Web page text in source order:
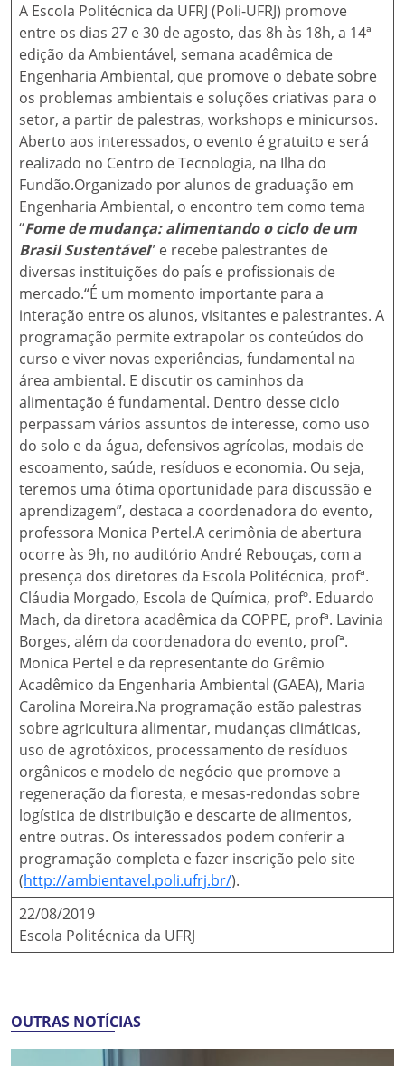
A Escola Politécnica da UFRJ (Poli-UFRJ) promove
entre os dias 27 e 30 de agosto, das 8h às 18h, a 14ª
edição da Ambientável, semana acadêmica de
Engenharia Ambiental, que promove o debate sobre
os problemas ambientais e soluções criativas para o
setor, a partir de palestras, workshops e minicursos.
Aberto aos interessados, o evento é gratuito e será
realizado no Centro de Tecnologia, na Ilha do
Fundão.Organizado por alunos de graduação em
Engenharia Ambiental, o encontro tem como tema
“Fome de mudança: alimentando o ciclo de um
Brasil Sustentável” e recebe palestrantes de
diversas instituições do país e profissionais de
mercado.“É um momento importante para a
interação entre os alunos, visitantes e palestrantes. A
programação permite extrapolar os conteúdos do
curso e viver novas experiências, fundamental na
área ambiental. E discutir os caminhos da
alimentação é fundamental. Dentro desse ciclo
perpassam vários assuntos de interesse, como uso
do solo e da água, defensivos agrícolas, modais de
escoamento, saúde, resíduos e economia. Ou seja,
teremos uma ótima oportunidade para discussão e
aprendizagem”, destaca a coordenadora do evento,
professora Monica Pertel.A cerimônia de abertura
ocorre às 9h, no auditório André Rebouças, com a
presença dos diretores da Escola Politécnica, profª.
Cláudia Morgado, Escola de Química, profº. Eduardo
Mach, da diretora acadêmica da COPPE, profª. Lavinia
Borges, além da coordenadora do evento, profª.
Monica Pertel e da representante do Grêmio
Acadêmico da Engenharia Ambiental (GAEA), Maria
Carolina Moreira.Na programação estão palestras
sobre agricultura alimentar, mudanças climáticas,
uso de agrotóxicos, processamento de resíduos
orgânicos e modelo de negócio que promove a
regeneração da floresta, e mesas-redondas sobre
logística de distribuição e descarte de alimentos,
entre outras. Os interessados podem conferir a
programação completa e fazer inscrição pelo site
(http://ambientavel.poli.ufrj.br/).
22/08/2019
Escola Politécnica da UFRJ
OUTRAS NOTÍCIAS